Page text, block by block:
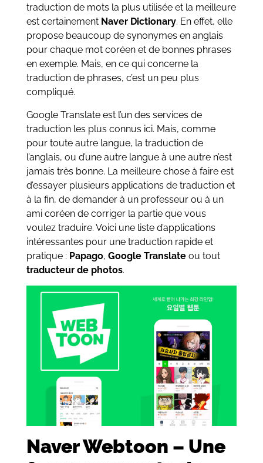
traduction de mots la plus utilisée et la meilleure
est certainementNaver Dictionary. En effet, elle
propose beaucoup de synonymes en anglais
pour chaque mot coréen et de bonnes phrases
en exemple. Mais, en ce qui concerne la
traduction de phrases, c’est un peu plus
compliqué.
Google Translate est l’un des services de
traduction les plus connus ici. Mais, comme
pour toute autre langue, la traduction de
l’anglais, ou d’une autre langue à une autre n’est
jamais très bonne. La meilleure chose à faire est
d’essayer plusieurs applications de traduction et
à la fin, de demander à un professeur ou à un
ami coréen de corriger la partie que vous
voulez traduire. Voici une liste d’applications
intéressantes pour une traduction rapide et
pratique : Papago, Google Translateou tout
traducteur de photos.
Naver Webtoon – Une